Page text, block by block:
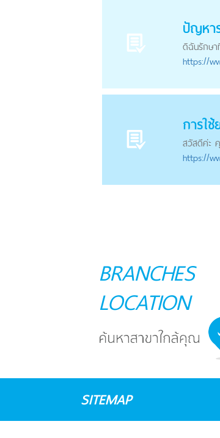
ปัญหา
ดิฉันรักษา
https://
การใ
สวัสดีค่ะ
https://
BRANCHES
LOCATION
SITEMAP